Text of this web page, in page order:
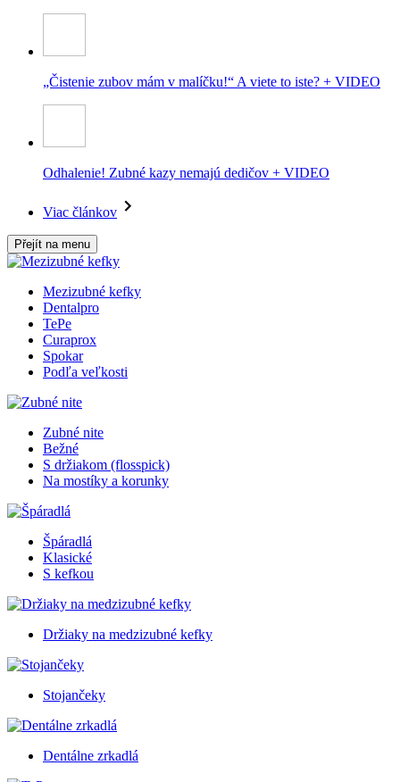
„Čistenie zubov mám v malíčku!“ A viete to iste? + VIDEO
Odhalenie! Zubné kazy nemajú dedičov + VIDEO
Viac článkov
Přejít na menu
Mezizubné kefky
Dentalpro
TePe
Curaprox
Spokar
Podľa veľkosti
Zubné nite
Bežné
S držiakom (flosspick)
Na mostíky a korunky
Špáradlá
Klasické
S kefkou
Držiaky na medzizubné kefky
Stojančeky
Dentálne zrkadlá